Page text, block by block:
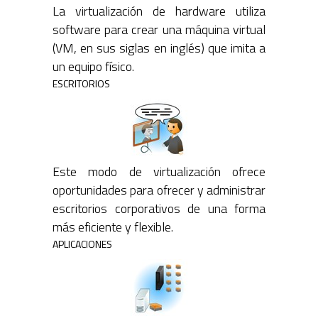
La virtualización de hardware utiliza
software para crear una máquina virtual
(VM, en sus siglas en inglés) que imita a
un equipo físico.
ESCRITORIOS
Este modo de virtualización ofrece
oportunidades para ofrecer y administrar
escritorios corporativos de una forma
más eficiente y flexible.
APLICACIONES